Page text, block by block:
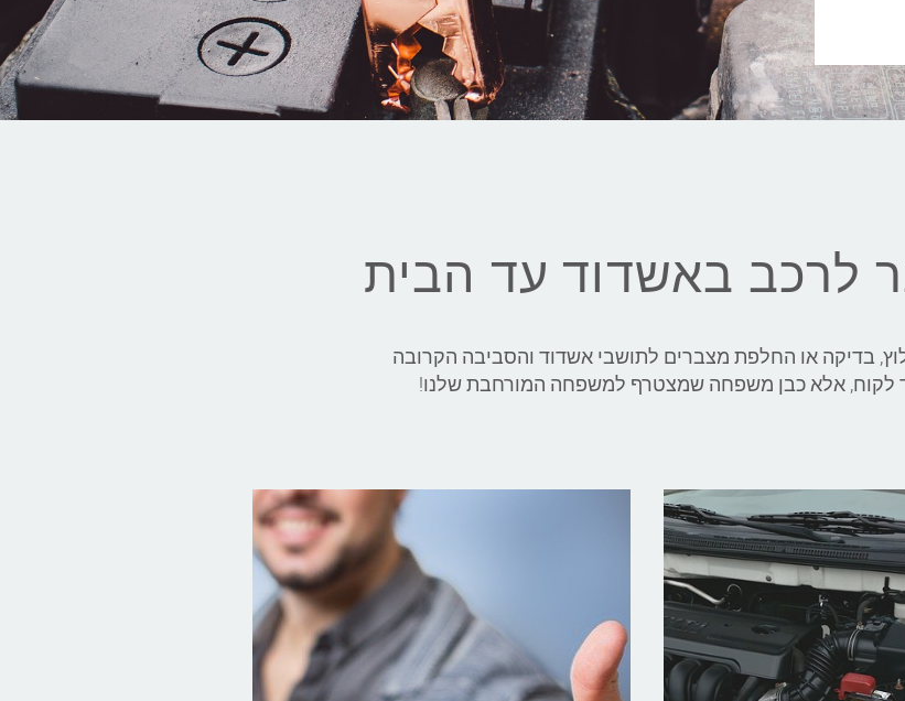
לרכב באשדוד עד הבית
בדיקה או החלפת מצברים לתושבי אשדוד והסביבה הקרובה
!